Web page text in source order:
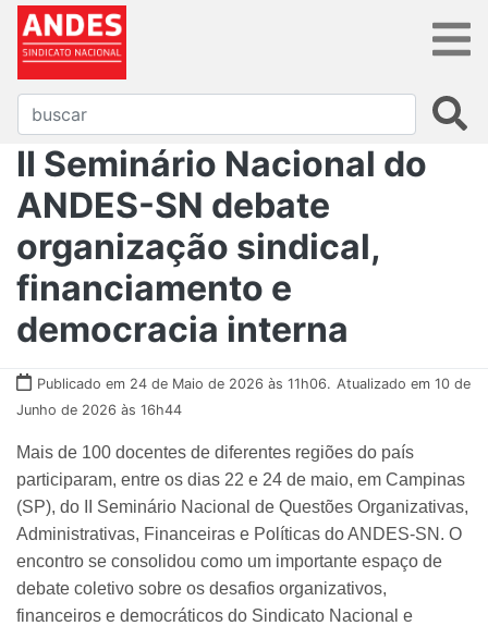
II Seminário Nacional do
ANDES-SN debate
organização sindical,
financiamento e
democracia interna
Publicado em 24 de Maio de 2026 às 11h06. Atualizado em 10 de
Junho de 2026 às 16h44
Mais de 100 docentes de diferentes regiões do país
participaram, entre os dias 22 e 24 de maio, em Campinas
(SP), do II Seminário Nacional de Questões Organizativas,
Administrativas, Financeiras e Políticas do ANDES-SN. O
encontro se consolidou como um importante espaço de
debate coletivo sobre os desafios organizativos,
financeiros e democráticos do Sindicato Nacional e